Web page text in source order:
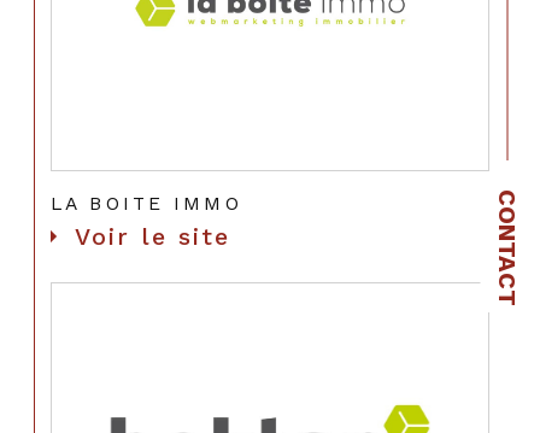
CONTACT
LA BOITE IMMO
Voir le site